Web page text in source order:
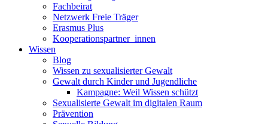
Fachbeirat
Netzwerk Freie Träger
Erasmus Plus
Kooperationspartner_innen
Wissen
Blog
Wissen zu sexualisierter Gewalt
Gewalt durch Kinder und Jugendliche
Kampagne: Weil Wissen schützt
Sexualisierte Gewalt im digitalen Raum
Prävention